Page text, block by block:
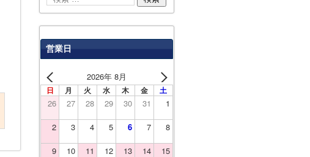
営業日
2026年 8月
日 月 火 水 木 金 土
26 27 28 29 30 31 1
2 3 4 5 6 7 8
9 10 11 12 13 14 15